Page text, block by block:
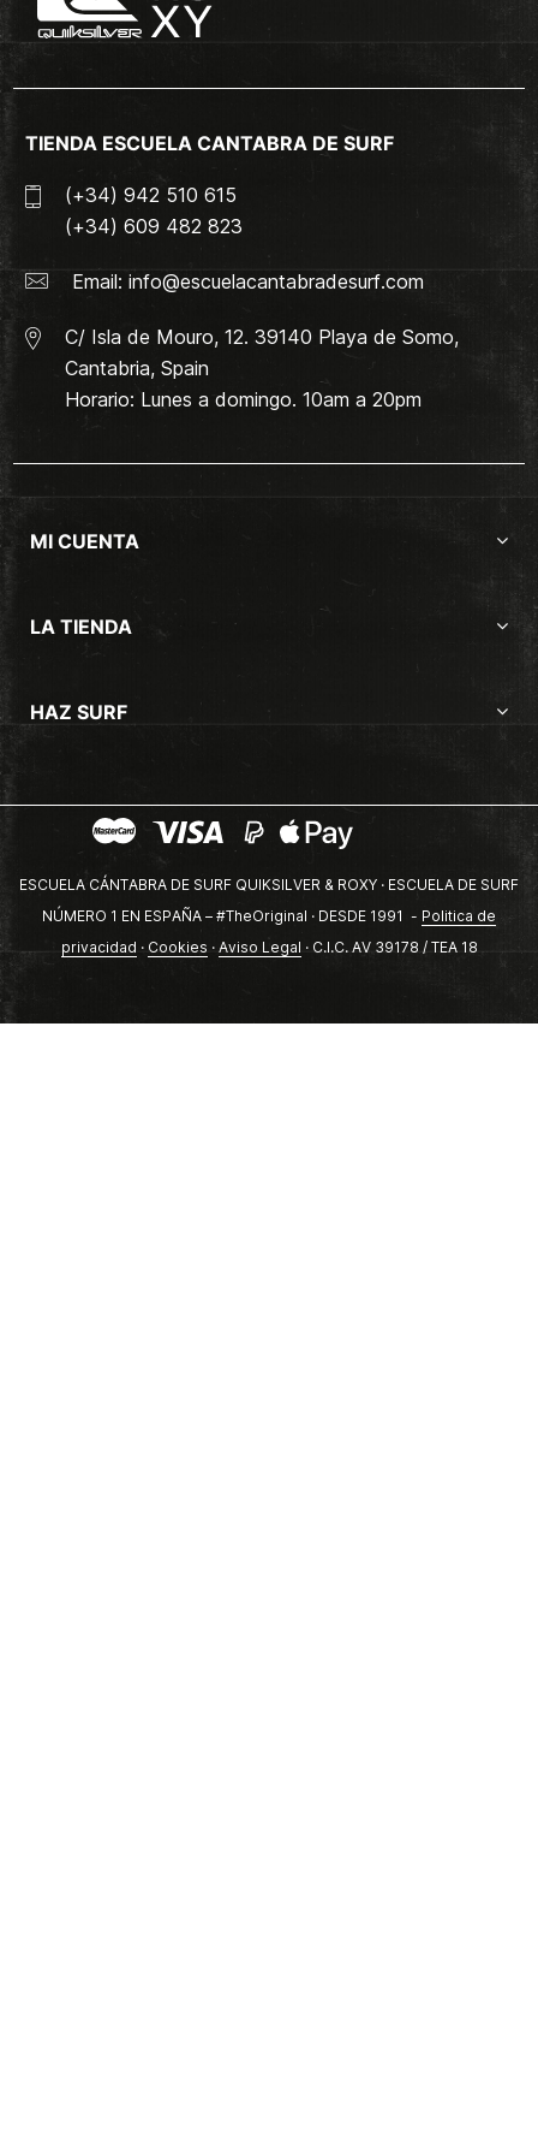
TIENDA ESCUELA CANTABRA DE SURF
(+34) 942 510 615
(+34) 609 482 823
Email: info@escuelacantabradesurf.com
C/ Isla de Mouro, 12. 39140 Playa de Somo,
Cantabria, Spain
Horario: Lunes a domingo. 10am a 20pm
MI CUENTA
LA TIENDA
HAZ SURF
ESCUELA CÁNTABRA DE SURF QUIKSILVER & ROXY · ESCUELA DE SURF
NÚMERO 1 EN ESPAÑA – #TheOriginal · DESDE 1991 - Politica de
privacidad · Cookies · Aviso Legal · C.I.C. AV 39178 / TEA 18